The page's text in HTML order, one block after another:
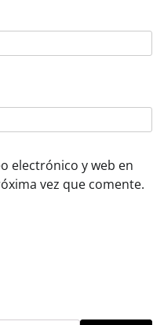
electrónico y web en
vez que comente.